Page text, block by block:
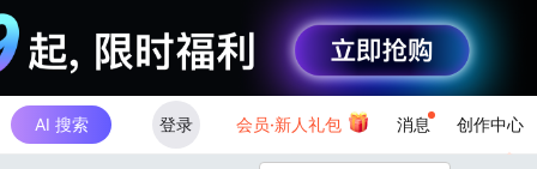
AI 搜索 登录 会员·新人礼包 消息 创作中心